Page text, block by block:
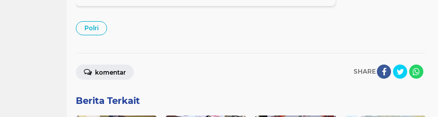
Polri
SHARE
komentar
Berita Terkait